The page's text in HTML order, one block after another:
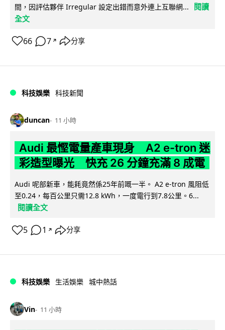
間，因評估夥伴 Irregular 設定出錯而意外連上互聯網...
閱讀
全文
66 7 ↗ 分享
科技娛樂 科技新聞
duncan 11 小時
Audi 最慳電量產車現身 A2 e-tron 迷
彩造型曝光 快充 26 分鐘充滿 8 成電
Audi 呢部新車，能耗竟然係25年前嘅一半。 A2 e-tron 風阻低
至0.24，每百公里只需12.8 kWh，一度電行到7.8公里。6...
閱讀全文
5 1 ↗ 分享
科技娛樂 生活娛樂 城中熱話
Vin 11 小時